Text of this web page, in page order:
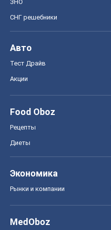
ЗНО
СНГ решебники
Авто
Тест Драйв
Акции
Food Oboz
Рецепты
Диеты
Экономика
Рынки и компании
MedOboz